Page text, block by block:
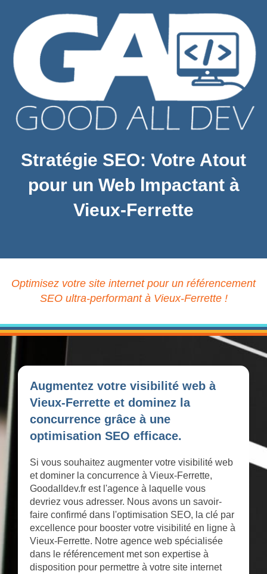
Stratégie SEO: Votre Atout
pour un Web Impactant à
Vieux-Ferrette
Optimisez votre site internet pour un référencement
SEO ultra-performant à Vieux-Ferrette !
Augmentez votre visibilité web à
Vieux-Ferrette et dominez la
concurrence grâce à une
optimisation SEO efficace.
Si vous souhaitez augmenter votre visibilité web
et dominer la concurrence à Vieux-Ferrette,
Goodalldev.fr est l'agence à laquelle vous
devriez vous adresser. Nous avons un savoir-
faire confirmé dans l'optimisation SEO, la clé par
excellence pour booster votre visibilité en ligne à
Vieux-Ferrette. Notre agence web spécialisée
dans le référencement met son expertise à
disposition pour permettre à votre site internet